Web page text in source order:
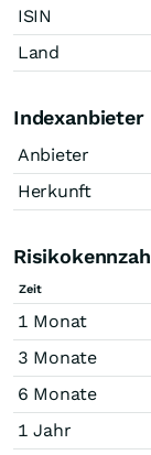
ISIN
Land
Indexanbieter
Anbieter
Herkunft
Zeit
1 Monat
3 Monate
6 Monate
1 Jahr